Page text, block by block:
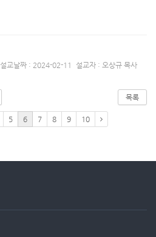
설교날짜 : 2024-02-11 설교자 : 오상규 목사
목록
5 6 7 8 9 10